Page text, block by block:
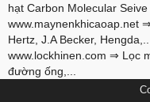
hạt Carbon Molecular Seive
www.maynenkhicaoap.net
Hertz, J.A Becker, Hengda,..
www.lockhinen.com ⇒ Lọc
đường ống,...